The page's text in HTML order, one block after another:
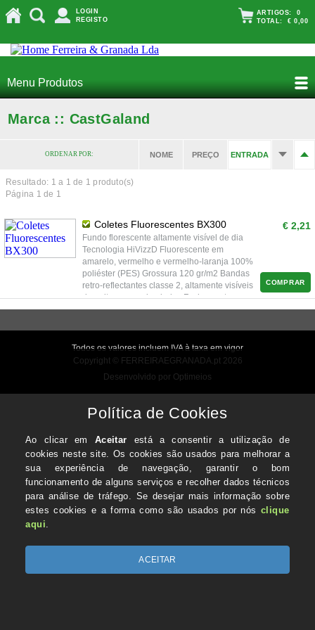
LOGIN
REGISTO
ARTIGOS: 0
TOTAL: € 0,00
Menu Produtos
Marca :: CastGaland
ORDENAR POR: NOME PREÇO ENTRADA
Resultado: 1 a 1 de 1 produto(s)
Página 1 de 1
Coletes Fluorescentes BX300
Fundo florescente altamente visível de dia
Tecnologia HiVizzD Fluorescente em
amarelo, vermelho e vermelho-laranja 100%
poliéster (PES) Grossura 120 gr/m2 Bandas
retro-reflectantes classe 2, altamente visíveis
de noite ao ser alumiadas Fechamento
frontal ajustável com Velcro Tamanhos XS-
€ 2,21
COMPRAR
Todos os valores incluem IVA à taxa em vigor
Copyright © FERREIRAEGRANADA.pt 2026
Desenvolvido por Optimeios